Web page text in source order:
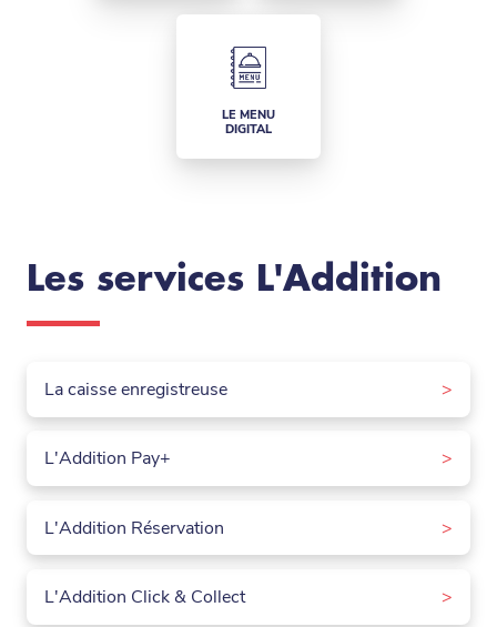
LE MENU
DIGITAL
Les services L'Addition
La caisse enregistreuse >
L'Addition Pay+ >
L'Addition Réservation >
L'Addition Click & Collect >